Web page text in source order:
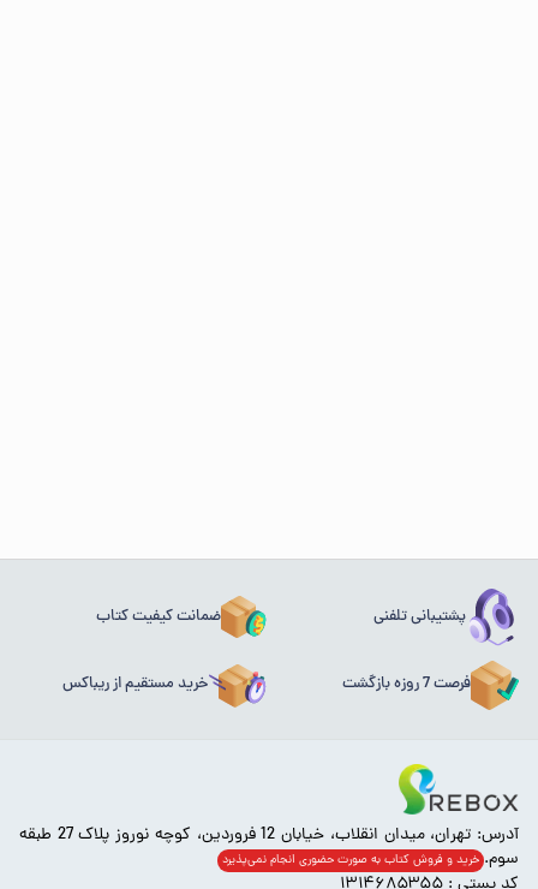
پشتیبانی تلفنی ضمانت کیفیت کتاب
فرصت 7 روزه بازگشت خرید مستقیم از ریباکس
آدرس: تهران، میدان انقلاب، خیابان 12 فروردین، کوچه نوروز پلاک 27 طبقه
سوم. خرید و فروش کتاب به صورت حضوری انجام‌ نمی‌پذیرد